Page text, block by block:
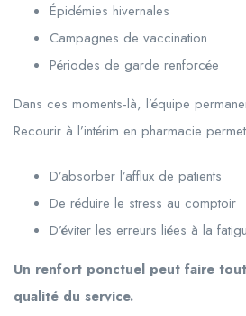
Épidémies hivernales
Campagnes de vaccination
Périodes de garde renforcée
Dans ces moments-là, l’équipe
Recourir à l’intérim en pharmacie
D’absorber l’afflux de patients
De réduire le stress au comptoir
D’éviter les erreurs liées à la
Un renfort ponctuel peut faire
qualité du service.